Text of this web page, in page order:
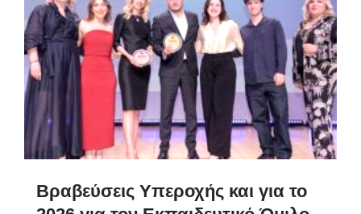
Βραβεύσεις Υπεροχής και για το